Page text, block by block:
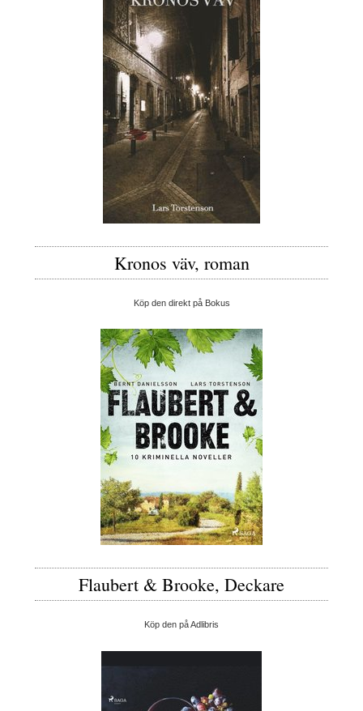
Kronos väv, roman
Köp den direkt på Bokus
Flaubert & Brooke, Deckare
Köp den på Adlibris